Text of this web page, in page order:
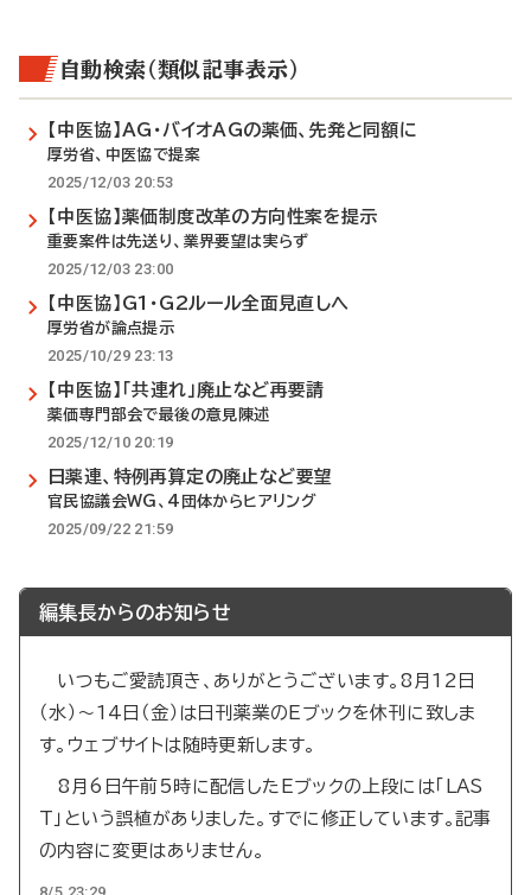
自動検索（類似記事表示）
【中医協】AG・バイオAGの薬価、先発と同額に
厚労省、中医協で提案
2025/12/03 20:53
【中医協】薬価制度改革の方向性案を提示
重要案件は先送り、業界要望は実らず
2025/12/03 23:00
【中医協】G1・G2ルール全面見直しへ
厚労省が論点提示
2025/10/29 23:13
【中医協】「共連れ」廃止など再要請
薬価専門部会で最後の意見陳述
2025/12/10 20:19
日薬連、特例再算定の廃止など要望
官民協議会WG、4団体からヒアリング
2025/09/22 21:59
編集長からのお知らせ
いつもご愛読頂き、ありがとうございます。8月12日
（水）～14日（金）は日刊薬業のEブックを休刊に致しま
す。ウェブサイトは随時更新します。
8月6日午前5時に配信したEブックの上段には「LAS
T」という誤植がありました。すでに修正しています。記事
の内容に変更はありません。